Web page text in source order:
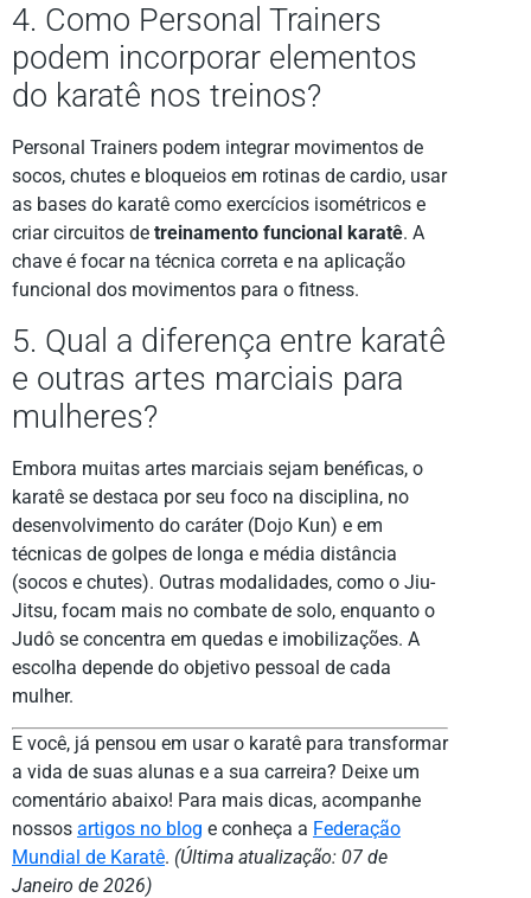
4. Como Personal Trainers
podem incorporar elementos
do karatê nos treinos?
Personal Trainers podem integrar movimentos de
socos, chutes e bloqueios em rotinas de cardio, usar
as bases do karatê como exercícios isométricos e
criar circuitos de treinamento funcional karatê. A
chave é focar na técnica correta e na aplicação
funcional dos movimentos para o fitness.
5. Qual a diferença entre karatê
e outras artes marciais para
mulheres?
Embora muitas artes marciais sejam benéficas, o
karatê se destaca por seu foco na disciplina, no
desenvolvimento do caráter (Dojo Kun) e em
técnicas de golpes de longa e média distância
(socos e chutes). Outras modalidades, como o Jiu-
Jitsu, focam mais no combate de solo, enquanto o
Judô se concentra em quedas e imobilizações. A
escolha depende do objetivo pessoal de cada
mulher.
E você, já pensou em usar o karatê para transformar
a vida de suas alunas e a sua carreira? Deixe um
comentário abaixo! Para mais dicas, acompanhe
nossos artigos no blog e conheça a Federação
Mundial de Karatê. (Última atualização: 07 de
Janeiro de 2026)